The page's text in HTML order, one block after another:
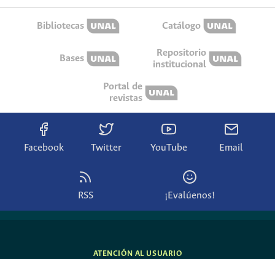
Bibliotecas Catálogo
Bases
Repositorio
institucional
Portal de
revistas
Facebook Twitter YouTube Email
RSS ¡Evalúenos!
ATENCIÓN AL USUARIO